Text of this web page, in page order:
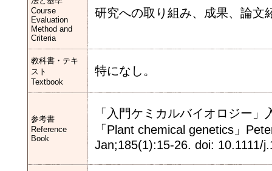
Course
Evaluation
Method and
Criteria
研究への取り組み、成果、論文
教科書・テキ
スト
Textbook
特になし。
参考書
Reference
Book
「入門ケミカルバイオロジー
「Plant chemical genetics」
Jan;185(1):15-26. doi: 10.1111/